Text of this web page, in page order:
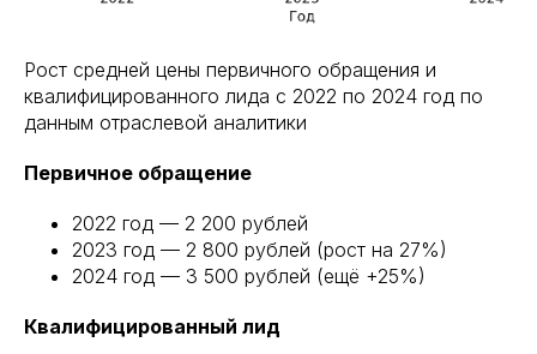
Рост средней цены первичного обращения и
квалифицированного лида с 2022 по 2024 год по
данным отраслевой аналитики
Первичное обращение
2022 год — 2 200 рублей
2023 год — 2 800 рублей (рост на 27%)
2024 год — 3 500 рублей (ещё +25%)
Квалифицированный лид